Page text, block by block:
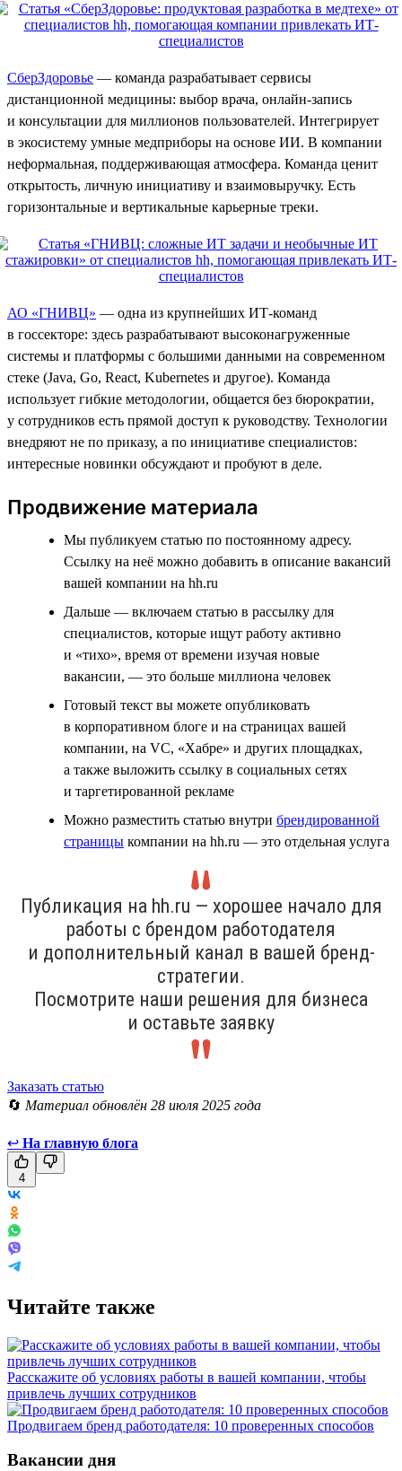
СберЗдоровье — команда разрабатывает сервисы
дистанционной медицины: выбор врача, онлайн-запись
и консультации для миллионов пользователей. Интегрирует
в экосистему умные медприборы на основе ИИ. В компании
неформальная, поддерживающая атмосфера. Команда ценит
открытость, личную инициативу и взаимовыручку. Есть
горизонтальные и вертикальные карьерные треки.
АО «ГНИВЦ» — одна из крупнейших ИТ-команд
в госсекторе: здесь разрабатывают высоконагруженные
системы и платформы с большими данными на современном
стеке (Java, Go, React, Kubernetes и другое). Команда
использует гибкие методологии, общается без бюрократии,
у сотрудников есть прямой доступ к руководству. Технологии
внедряют не по приказу, а по инициативе специалистов:
интересные новинки обсуждают и пробуют в деле.
Продвижение материала
Мы публикуем статью по постоянному адресу.
Ссылку на неё можно добавить в описание вакансий
вашей компании на hh.ru
Дальше — включаем статью в рассылку для
специалистов, которые ищут работу активно
и «тихо», время от времени изучая новые
вакансии, — это больше миллиона человек
Готовый текст вы можете опубликовать
в корпоративном блоге и на страницах вашей
компании, на VC, «Хабре» и других площадках,
а также выложить ссылку в социальных сетях
и таргетированной рекламе
Можно разместить статью внутри брендированной
страницы компании на hh.ru — это отдельная услуга
Публикация на hh.ru — хорошее начало для
работы с брендом работодателя
и дополнительный канал в вашей бренд-
стратегии.
Посмотрите наши решения для бизнеса
и оставьте заявку
Заказать статью
🔄 Материал обновлён 28 июля 2025 года
↩ На главную блога
4
Читайте также
Расскажите об условиях работы в вашей компании, чтобы
привлечь лучших сотрудников
Продвигаем бренд работодателя: 10 проверенных способов
Вакансии дня